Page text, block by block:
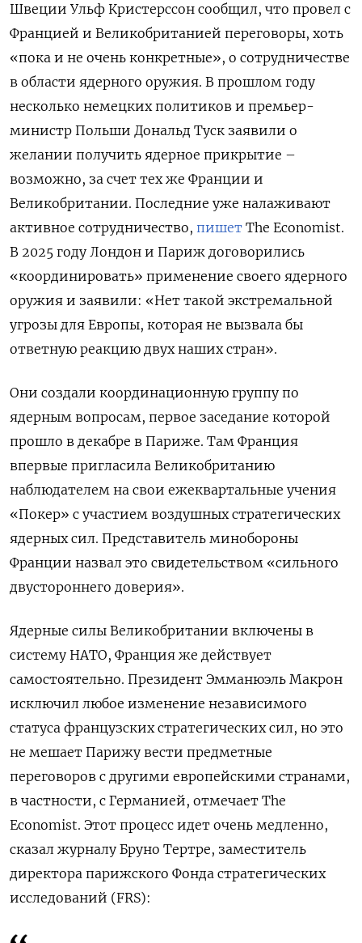
Швеции Ульф Кристерссон сообщил, что провел с
Францией и Великобританией переговоры, хоть
«пока и не очень конкретные», о сотрудничестве
в области ядерного оружия. В прошлом году
несколько немецких политиков и премьер-
министр Польши Дональд Туск заявили о
желании получить ядерное прикрытие –
возможно, за счет тех же Франции и
Великобритании. Последние уже налаживают
активное сотрудничество, пишет The Economist.
В 2025 году Лондон и Париж договорились
«координировать» применение своего ядерного
оружия и заявили: «Нет такой экстремальной
угрозы для Европы, которая не вызвала бы
ответную реакцию двух наших стран».
Они создали координационную группу по
ядерным вопросам, первое заседание которой
прошло в декабре в Париже. Там Франция
впервые пригласила Великобританию
наблюдателем на свои ежеквартальные учения
«Покер» с участием воздушных стратегических
ядерных сил. Представитель минобороны
Франции назвал это свидетельством «сильного
двустороннего доверия».
Ядерные силы Великобритании включены в
систему НАТО, Франция же действует
самостоятельно. Президент Эмманюэль Макрон
исключил любое изменение независимого
статуса французских стратегических сил, но это
не мешает Парижу вести предметные
переговоров с другими европейскими странами,
в частности, с Германией, отмечает The
Economist. Этот процесс идет очень медленно,
сказал журналу Бруно Тертре, заместитель
директора парижского Фонда стратегических
исследований (FRS):